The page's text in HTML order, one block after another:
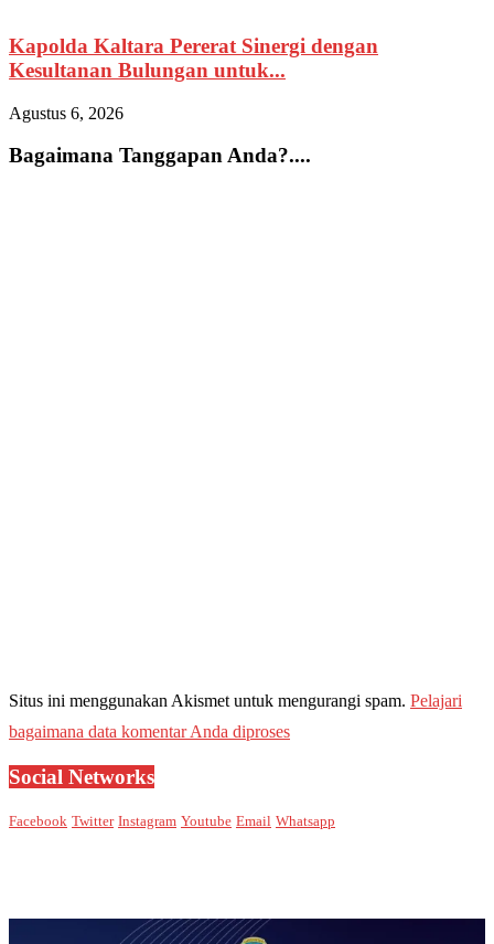
Kapolda Kaltara Pererat Sinergi dengan
Kesultanan Bulungan untuk...
Agustus 6, 2026
Bagaimana Tanggapan Anda?....
Situs ini menggunakan Akismet untuk mengurangi spam. Pelajari
bagaimana data komentar Anda diproses
Social Networks
Facebook Twitter Instagram Youtube Email Whatsapp